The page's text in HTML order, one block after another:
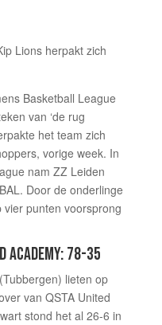
Basketball League
van ‘de rug
het team zich
vorige week. In
nam ZZ Leiden
Door de onderlinge
punten voorsprong
ACADEMY: 78-35
lieten op
van QSTA United
stond het al 26-6 in